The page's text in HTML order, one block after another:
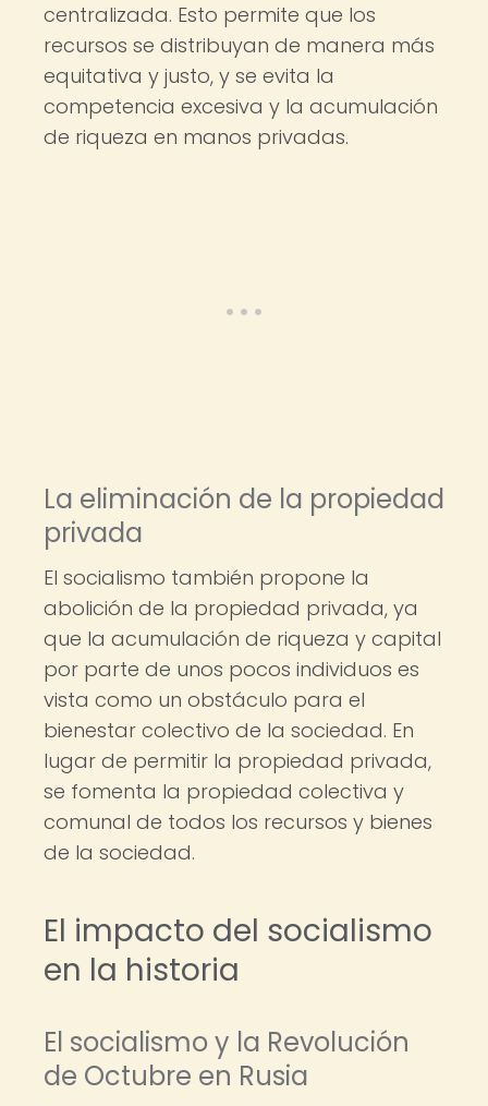
centralizada. Esto permite que los
recursos se distribuyan de manera más
equitativa y justo, y se evita la
competencia excesiva y la acumulación
de riqueza en manos privadas.
La eliminación de la propiedad
privada
El socialismo también propone la
abolición de la propiedad privada, ya
que la acumulación de riqueza y capital
por parte de unos pocos individuos es
vista como un obstáculo para el
bienestar colectivo de la sociedad. En
lugar de permitir la propiedad privada,
se fomenta la propiedad colectiva y
comunal de todos los recursos y bienes
de la sociedad.
El impacto del socialismo
en la historia
El socialismo y la Revolución
de Octubre en Rusia